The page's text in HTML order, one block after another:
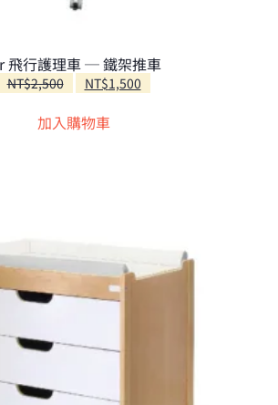
飛行護理車 ─ 鐵架推車
NT$2,500
原
價
NT$1,500
加入購物車